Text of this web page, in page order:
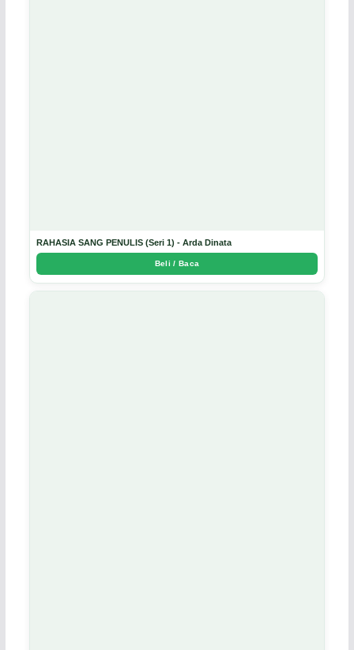
RAHASIA SANG PENULIS (Seri 1) - Arda Dinata
Beli / Baca